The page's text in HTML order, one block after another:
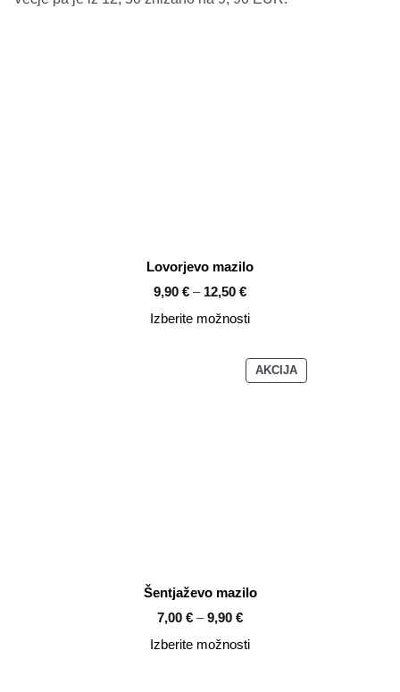
Lovorjevo mazilo
9,90 € – 12,50 €Cenovni
od
Izberite možnosti
AKCIJAIZDELKI
V
Šentjaževo mazilo
7,00 € – 9,90 €Cenovni
od
Izberite možnosti